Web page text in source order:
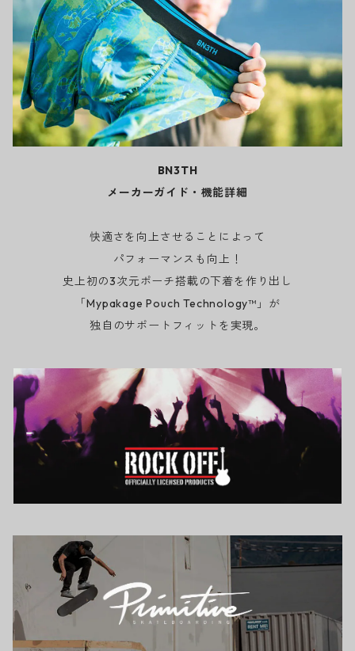
BN3TH
メーカーガイド・機能詳細
快適さを向上させることによって
パフォーマンスも向上！
史上初の3次元ポーチ搭載の下着を作り出し
「Mypakage Pouch Technology™」が
独自のサポートフィットを実現。